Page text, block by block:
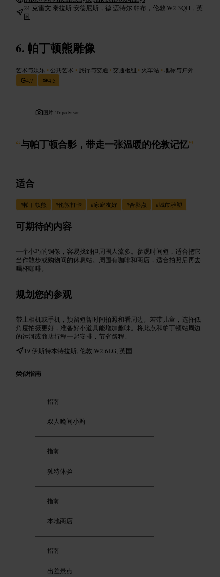
24 克雷文 泰拉斯 安德尼斯，德 迈特尔 帕布，伦敦 W2 3QH，英
国
帕丁顿熊雕像
艺术与娱乐 •公共艺术 • 旅行与交通 •交通枢纽 • 火车站 •地标与户外
4.7
4.5
图片 /Tripadvisor
“与帕丁顿合影，带走一张温暖的伦敦记忆”
适合
#帕丁顿熊 #伦敦打卡 #家庭友好 #合影点 #城市雕塑
可期待的内容
一个小巧的铜像，容易找到但周围人流多。参观时间短，适合把它
当作散步或购物间的休息站。周围有咖啡和商店，适合拍照后再去
喝杯咖啡。
规划您的参观
带上相机或手机，预留短暂时间拍照和看周边。若带儿童，选择低
角度拍摄更好，准备好小道具能增加趣味。将此点和帕丁顿站周边
的运河或商店行程一起安排，节省路程。
19 伊斯特本特拉斯, 伦敦 W2 6LG, 英国
类似指南
指南
双人晚间小酌
指南
独特体验
指南
本地商店
指南
出差景点